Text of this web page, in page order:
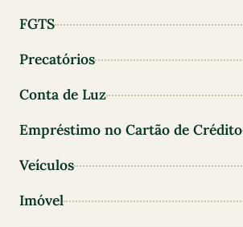
FGTS
Precatórios
Conta de Luz
Empréstimo no Cartão de Crédito
Veículos
Imóvel